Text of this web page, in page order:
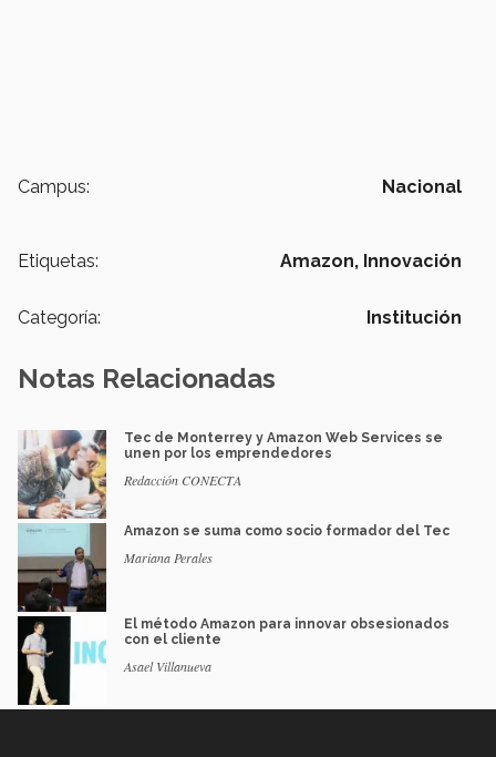
Campus: Nacional
Etiquetas: Amazon, Innovación
Categoría: Institución
Notas Relacionadas
Tec de Monterrey y Amazon Web Services se
unen por los emprendedores
Redacción CONECTA
Amazon se suma como socio formador del Tec
Mariana Perales
El método Amazon para innovar obsesionados
con el cliente
Asael Villanueva